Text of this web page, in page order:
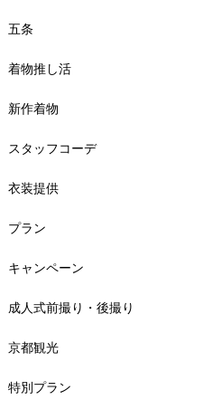
五条
着物推し活
新作着物
スタッフコーデ
衣装提供
プラン
キャンペーン
成人式前撮り・後撮り
京都観光
特別プラン